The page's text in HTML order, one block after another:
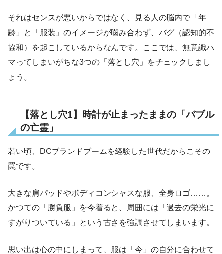
それはセンスが悪いからではなく、見る人の脳内で「年
齢」と「服装」のイメージが噛み合わず、バグ（認知的不
協和）を起こしているからなんです。ここでは、無意識ハ
マってしまいがちな3つの「落とし穴」をチェックしまし
ょう。
【落とし穴1】時計が止まったままの「バブル
の亡霊」
若い頃、DCブランドブームを経験した世代だからこその
罠です。
大きな肩パッドやボディコンシャスな服、全身ロゴ……。
かつての「勝負服」を今着ると、周囲には「過去の栄光に
すがりついている」という古さを強調させてしまいます。
思い出は心の中にしまって、服は「今」の自分に合わせて